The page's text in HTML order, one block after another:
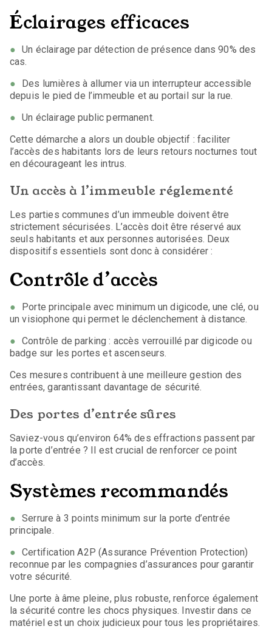
Éclairages efficaces
Un éclairage par détection de présence dans 90% des
cas.
Des lumières à allumer via un interrupteur accessible
depuis le pied de l’immeuble et au portail sur la rue.
Un éclairage public permanent.
Cette démarche a alors un double objectif : faciliter
l’accès des habitants lors de leurs retours nocturnes tout
en décourageant les intrus.
Un accès à l’immeuble réglementé
Les parties communes d’un immeuble doivent être
strictement sécurisées. L’accès doit être réservé aux
seuls habitants et aux personnes autorisées. Deux
dispositifs essentiels sont donc à considérer :
Contrôle d’accès
Porte principale avec minimum un digicode, une clé, ou
un visiophone qui permet le déclenchement à distance.
Contrôle de parking : accès verrouillé par digicode ou
badge sur les portes et ascenseurs.
Ces mesures contribuent à une meilleure gestion des
entrées, garantissant davantage de sécurité.
Des portes d’entrée sûres
Saviez-vous qu’environ 64% des effractions passent par
la porte d’entrée ? Il est crucial de renforcer ce point
d’accès.
Systèmes recommandés
Serrure à 3 points minimum sur la porte d’entrée
principale.
Certification A2P (Assurance Prévention Protection)
reconnue par les compagnies d’assurances pour garantir
votre sécurité.
Une porte à âme pleine, plus robuste, renforce également
la sécurité contre les chocs physiques. Investir dans ce
matériel est un choix judicieux pour tous les propriétaires.